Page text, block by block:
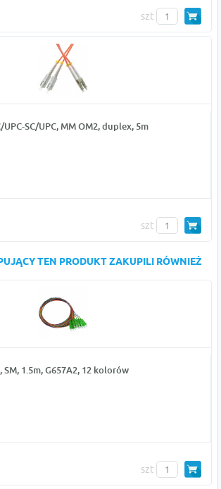
szt
SC/UPC, MM OM2, duplex, 5m
szt
TEN PRODUKT ZAKUPILI RÓWNIEŻ
SM, 1.5m, G657A2, 12 kolorów
szt